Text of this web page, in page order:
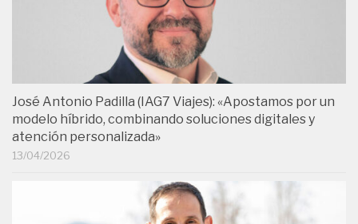
José Antonio Padilla (IAG7 Viajes): «Apostamos por un
modelo híbrido, combinando soluciones digitales y
atención personalizada»
13/04/2026